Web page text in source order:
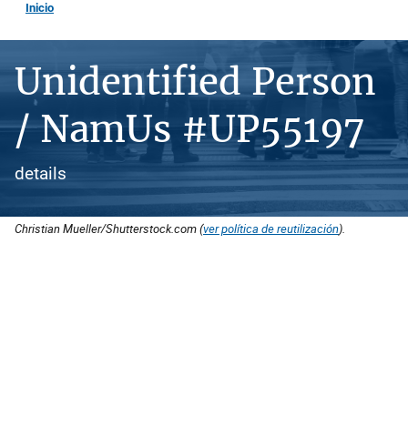
Inicio
Unidentified Person
/ NamUs #UP55197
details
Christian Mueller/Shutterstock.com (ver política de reutilización).